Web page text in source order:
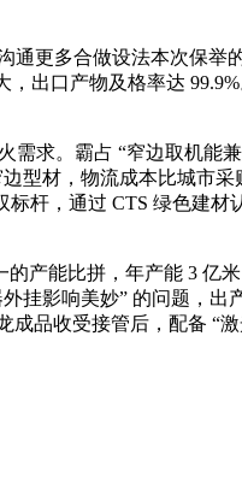
更多合做设法本次保举
出口产物及格率达
求。霸占 “窄边取机能兼
型材，物流成本比城市
杆，通过 CTS 绿色建
能比拼，年产能 3 亿米
挂影响美妙” 的问题，出
品收受接管后，配备 “